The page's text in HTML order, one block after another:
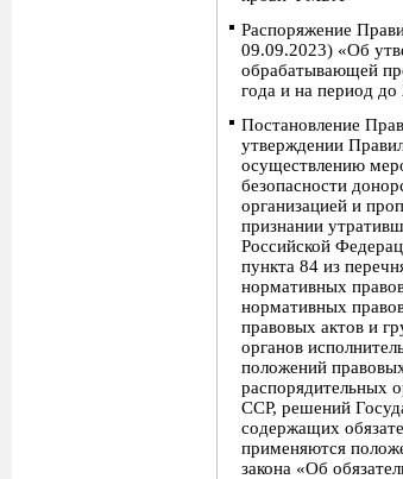
Распоряжение
09.09.2023) «Об
обрабатывающей
года и на период до
Постановление
утверждении
осуществлению
безопасности
организацией и
признании
Российской
пункта 84 из
нормативных
нормативных
правовых актов и
органов
положений
распорядительных
ССР, решений
содержащих
применяются
закона «Об